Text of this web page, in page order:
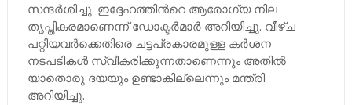
സന്ദര്‍ശിച്ചു. ഇദ്ദേഹത്തിന്‍റെ ആരോഗ്യ നില
തൃപ്തികരമാണെന്ന് ഡോക്ടര്‍മാര്‍ അറിയിച്ചു. വീഴ്ച
പറ്റിയവര്‍ക്കെതിരെ ചട്ടപ്രകാരമുള്ള കര്‍ശന
നടപടികള്‍ സ്വീകരിക്കുന്നതാണെന്നും അതില്‍
യാതൊരു ദയയും ഉണ്ടാകില്ലെന്നും മന്ത്രി
അറിയിച്ചു.